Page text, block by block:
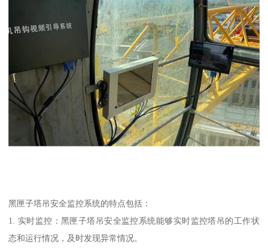
黑匣子塔吊安全监控系统的特点包括：
1. 实时监控：黑匣子塔吊安全监控系统能够实时监控塔吊的工作状
态和运行情况，及时发现异常情况。